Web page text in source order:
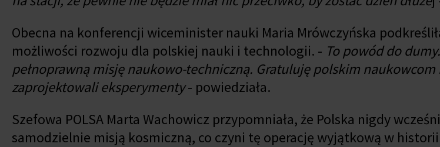
Obecna na konferencji wiceminister nauki Maria Mrówczyńska
możliwości rozwoju dla polskiej nauki i technologii. - To powód do
pełnoprawną misję naukowo-techniczną. Gratuluję polskim
zaprojektowali eksperymenty- powiedziała.
Szefowa POLSA Marta Wachowicz przypomniała, że Polska nigdy
samodzielnie misją kosmiczną, co czyni tę operację wyjątkową w